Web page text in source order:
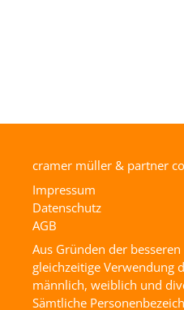
cramer müller & partner
Impressum
Datenschutz
AGB
Aus Gründen der
gleichzeitige Verwendung
männlich, weiblich und
Sämtliche